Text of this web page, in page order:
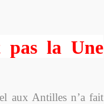
pas la Une
aux Antilles n’a fait